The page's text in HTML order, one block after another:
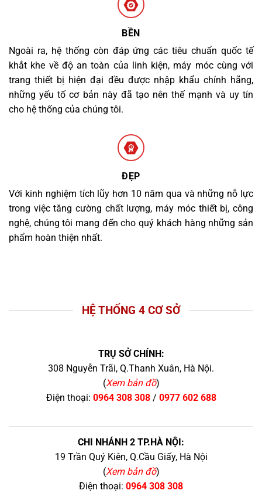
BỀN
Ngoài ra, hệ thống còn đáp ứng các tiêu chuẩn quốc tế
khắt khe về độ an toàn của linh kiện, máy móc cùng với
trang thiết bị hiện đại đều được nhập khẩu chính hãng,
những yếu tố cơ bản này đã tạo nên thế mạnh và uy tín
cho hệ thống của chúng tôi.
ĐẸP
Với kinh nghiệm tích lũy hơn 10 năm qua và những nỗ lực
trong việc tăng cường chất lượng, máy móc thiết bị, công
nghệ, chúng tôi mang đến cho quý khách hàng những sản
phẩm hoàn thiện nhất.
HỆ THỐNG 4 CƠ SỞ
TRỤ SỞ CHÍNH:
308 Nguyễn Trãi, Q.Thanh Xuân, Hà Nội.
(Xem bản đồ)
Điện thoại: 0964 308 308/ 0977 602 688
CHI NHÁNH 2 TP.HÀ NỘI:
19 Trần Quý Kiên, Q.Cầu Giấy, Hà Nội
(Xem bản đồ)
Điện thoại: 0964 308 308